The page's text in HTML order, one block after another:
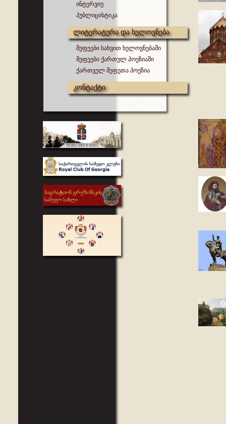
ინტერვიუ
პუბლიცისტიკა
ლიტერატურა და ხელოვნება
მეფეები სახვით ხელოვნებაში
მეფეები ქართულ პოეზიაში
ქართველ მეფეთა პოეზია
კონტაქტი